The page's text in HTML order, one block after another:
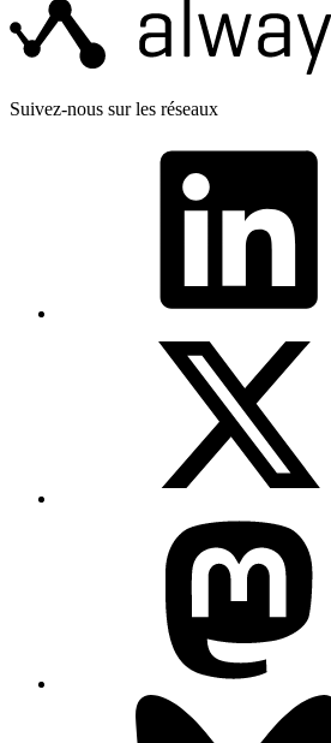
Suivez-nous sur les réseaux